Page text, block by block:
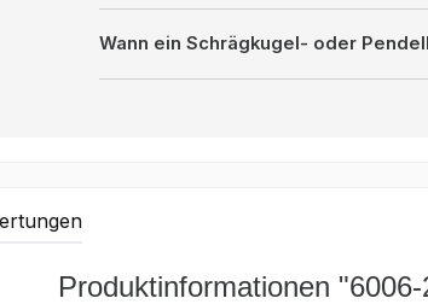
Wann ein Schrägkugel- oder
Produktinformationen